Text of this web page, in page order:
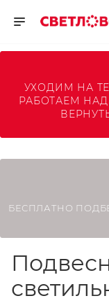
УХОДИМ НА
РАБОТАЕМ
БЕСПЛАТНО